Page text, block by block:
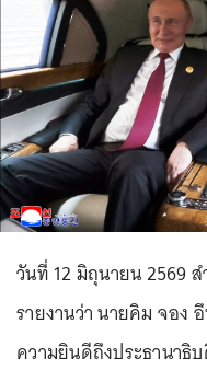
วันที่ 12 มิถุนายน 2569
รายงานว่า นายคิม จอง
ความยินดีถึงประธานาธิ